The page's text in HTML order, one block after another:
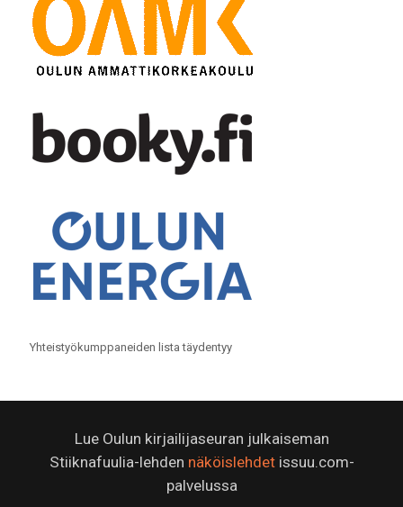
Yhteistyökumppaneiden lista täydentyy
Lue Oulun kirjailijaseuran julkaiseman
Stiiknafuulia-lehden näköislehdetissuu.com-
palvelussa